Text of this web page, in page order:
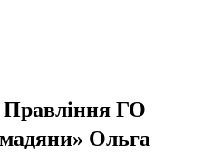
Правління ГО
Ольга